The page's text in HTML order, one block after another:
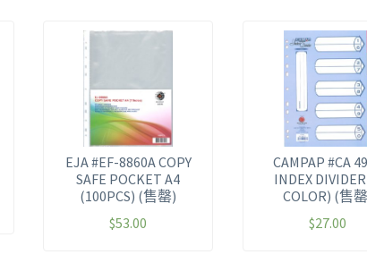
EJA #EF-8860A COPY
SAFE POCKET A4
(100PCS) (售罄)
$53.00
CAMPAP #CA
INDEX
COLOR) (售
$27.00